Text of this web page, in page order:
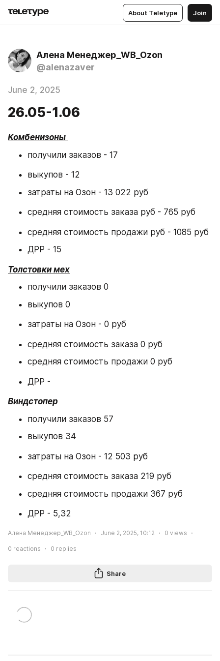
About Teletype Join
Алена Менеджер_WB_Ozon
@alenazaver
June 2, 2025
26.05-1.06
Комбенизоны
получили заказов - 17
выкупов - 12
затраты на Озон - 13 022 руб
средняя стоимость заказа руб - 765 руб
средняя стоимость продажи руб - 1085 руб
ДРР - 15
Толстовки мех
получили заказов 0
выкупов 0
затраты на Озон - 0 руб
средняя стоимость заказа 0 руб
средняя стоимость продажи 0 руб
ДРР -
Виндстопер
получили заказов 57
выкупов 34
затраты на Озон - 12 503 руб
средняя стоимость заказа 219 руб
средняя стоимость продажи 367 руб
ДРР - 5,32
Алена Менеджер_WB_Ozon June 2, 2025, 10:12 0 views
0 reactions 0 replies
Share